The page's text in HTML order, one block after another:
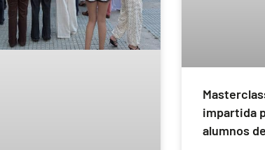
impartida
alumnos